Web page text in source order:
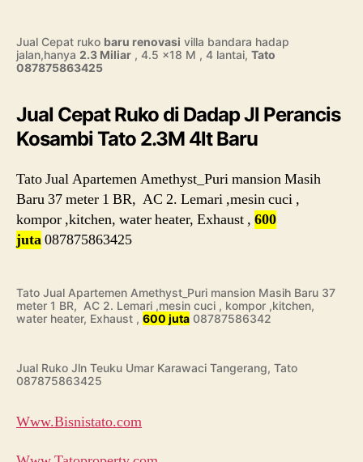
Jual Cepat ruko baru renovasi villa bandara hadap
jalan,hanya 2.3 Miliar , 4.5 x18 M , 4 lantai, Tato
087875863425
Jual Cepat Ruko di Dadap Jl Perancis
Kosambi Tato 2.3M 4lt Baru
Tato Jual Apartemen Amethyst_Puri mansion Masih
Baru 37 meter 1 BR, AC 2. Lemari ,mesin cuci ,
kompor ,kitchen, water heater, Exhaust , 600
juta087875863425
Tato Jual Apartemen Amethyst_Puri mansion Masih Baru 37
meter 1 BR, AC 2. Lemari ,mesin cuci , kompor ,kitchen,
water heater, Exhaust , 600 juta 08787586342
Jual Ruko Jln Teuku Umar Karawaci Tangerang, Tato
087875863425
Www.Bisnistato.com